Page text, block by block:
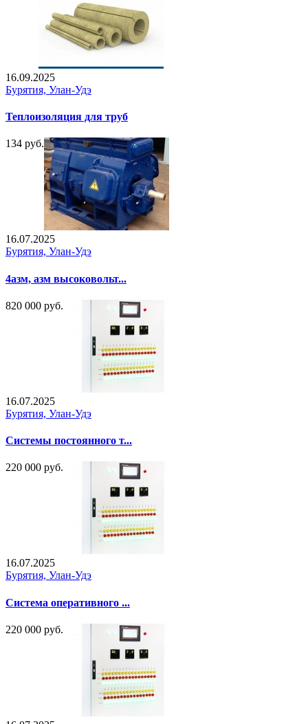
16.09.2025
Бурятия, Улан-Удэ
Теплоизоляция для труб
134 руб.
16.07.2025
Бурятия, Улан-Удэ
4азм, азм высоковольт...
820 000 руб.
16.07.2025
Бурятия, Улан-Удэ
Системы постоянного т...
220 000 руб.
16.07.2025
Бурятия, Улан-Удэ
Система оперативного ...
220 000 руб.